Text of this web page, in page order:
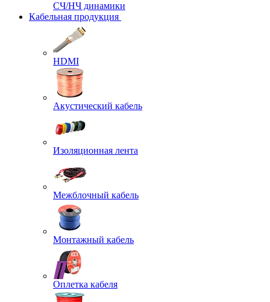
СЧ/НЧ динамики
Кабельная продукция
HDMI
Акустический кабель
Изоляционная лента
Межблочный кабель
Монтажный кабель
Оплетка кабеля